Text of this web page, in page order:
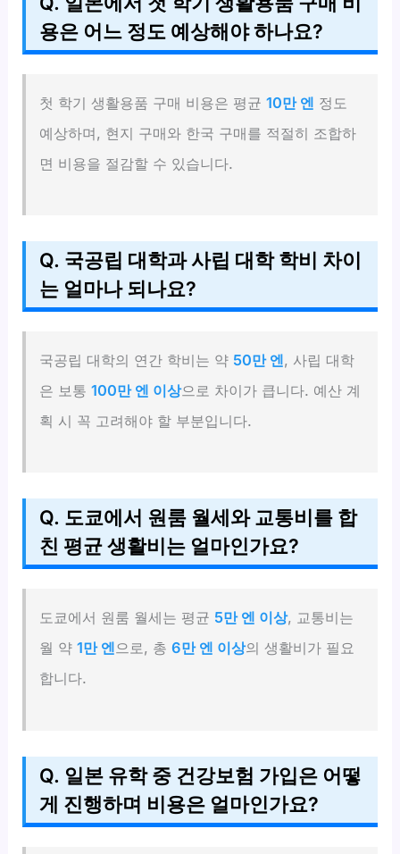
용은 어느 정도 예상해야 하나요?
첫 학기 생활용품 구매 비용은 평균10만 엔 정도
예상하며, 현지 구매와 한국 구매를 적절히 조합하
면 비용을 절감할 수 있습니다.
Q. 국공립 대학과 사립 대학 학비 차이
는 얼마나 되나요?
국공립 대학의 연간 학비는 약 50만 엔, 사립 대학
은 보통100만 엔 이상으로 차이가 큽니다. 예산 계
획 시 꼭 고려해야 할 부분입니다.
Q. 도쿄에서 원룸 월세와 교통비를 합
친 평균 생활비는 얼마인가요?
도쿄에서 원룸 월세는 평균 5만 엔 이상, 교통비는
월 약1만 엔으로, 총6만 엔 이상의 생활비가 필요
합니다.
Q. 일본 유학 중 건강보험 가입은 어떻
게 진행하며 비용은 얼마인가요?